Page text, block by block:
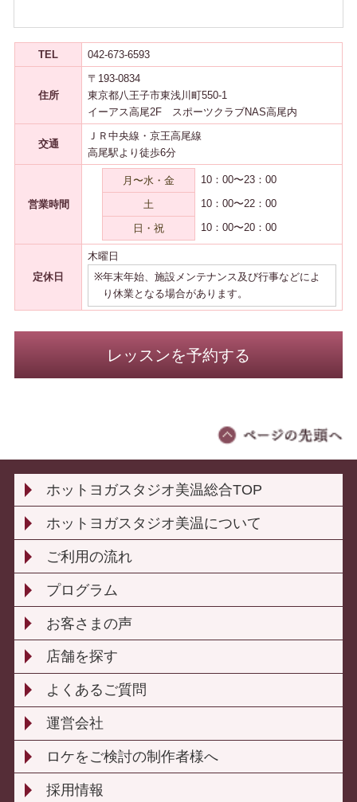
TEL 042-673-6593
住所
〒193-0834
東京都八王子市東浅川町550-1
イーアス高尾2F スポーツクラブNAS高尾内
交通
ＪＲ中央線・京王高尾線
高尾駅より徒歩6分
営業時間
月〜水・金 10：00〜23：00
土 10：00〜22：00
日・祝 10：00〜20：00
定休日
木曜日
※年末年始、施設メンテナンス及び行事などによ
り休業となる場合があります。
レッスンを予約する
ホットヨガスタジオ美温総合TOP
ホットヨガスタジオ美温について
ご利用の流れ
プログラム
お客さまの声
店舗を探す
よくあるご質問
運営会社
ロケをご検討の制作者様へ
採用情報